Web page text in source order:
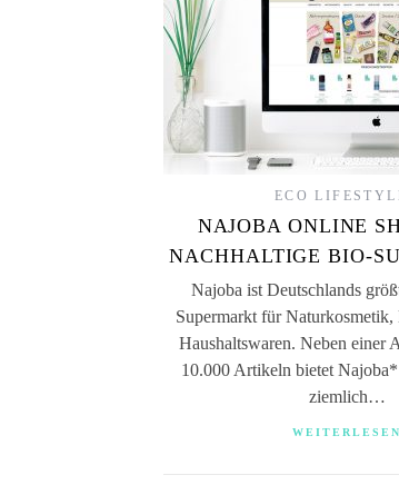
ECO
NAJOBA ONLINE
NACHHALTIGE BIO-
Najoba ist Deutschlands
Supermarkt für Naturkosmetik,
Haushaltswaren. Neben einer
10.000 Artikeln bietet
ziemlich…
WEITERLESEN